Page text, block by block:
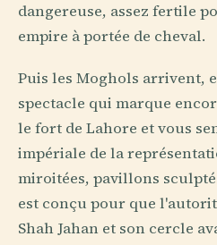
dangereuse, assez fertile
empire à portée de cheval.
Puis les Moghols arrivent,
spectacle qui marque
le fort de Lahore et vous
impériale de la
miroitées, pavillons
est conçu pour que
Shah Jahan et son cercle